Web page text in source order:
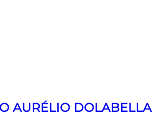
AURÉLIO DOLABELLA